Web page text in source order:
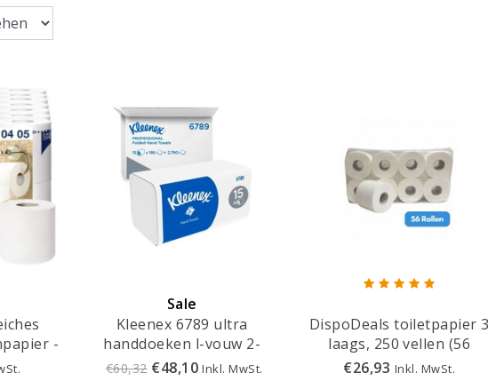
-
Sale
Kleenex 6789 ultra
handdoeken l-vouw 2-
laags wit (2790 stuks)
€60,32 €48,10 Inkl. MwSt.
DispoDeals toiletpapier 3
laags, 250 vellen (56
rollen)
€26,93 Inkl. MwSt.